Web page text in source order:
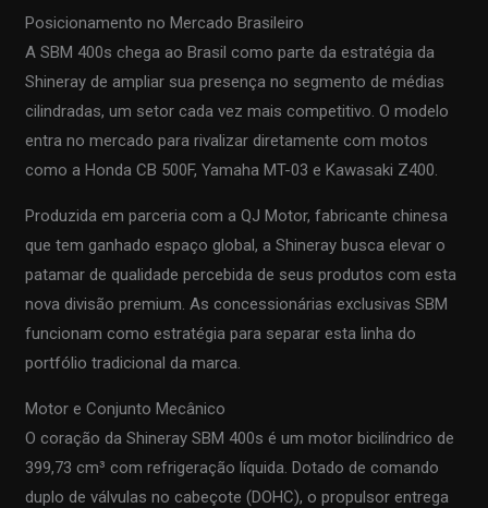
Posicionamento no Mercado Brasileiro
A SBM 400s chega ao Brasil como parte da estratégia da
Shineray de ampliar sua presença no segmento de médias
cilindradas, um setor cada vez mais competitivo. O modelo
entra no mercado para rivalizar diretamente com motos
como a Honda CB 500F, Yamaha MT-03 e Kawasaki Z400.
Produzida em parceria com a QJ Motor, fabricante chinesa
que tem ganhado espaço global, a Shineray busca elevar o
patamar de qualidade percebida de seus produtos com esta
nova divisão premium. As concessionárias exclusivas SBM
funcionam como estratégia para separar esta linha do
portfólio tradicional da marca.
Motor e Conjunto Mecânico
O coração da Shineray SBM 400s é um motor bicilíndrico de
399,73 cm³ com refrigeração líquida. Dotado de comando
duplo de válvulas no cabeçote (DOHC), o propulsor entrega